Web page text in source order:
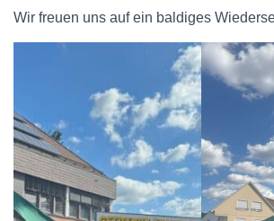
Wir freuen uns auf ein baldiges